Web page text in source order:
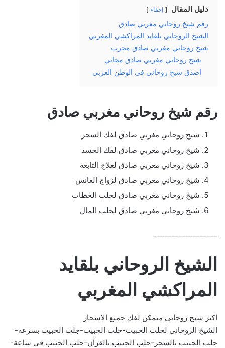
دليل المقال إخفاء
رقم شيخ روحاني مغربي صادق
الشيخ الروحاني بلقايد المراكشي المغربي
شيخ روحاني مغربي صادق مجرب
شيخ روحاني مغربي صادق مجاني
اصدق شيخ روحانى فى الوطن العربى
رقم شيخ روحاني مغربي صادق
شيخ روحاني مغربي صادق لفك السحر
شيخ روحاني مغربي صادق لفك الحسد
شيخ روحاني مغربي صادق لعلاج التابعة
شيخ روحاني مغربي صادق لزواج العانس
شيخ روحاني مغربي صادق لجلب الخطاب
شيخ روحاني مغربي صادق لجلب المال
الشيخ الروحاني بلقايد
المراكشي المغربي
اكبر شيخ روحانى متمكن لفك جميع الاسحار
الشيخ الروحانى لجلب الحبيب-جلب الحبيب-جلب الحبيب بسرعة-
جلب الحبيب بالسحر-جلب الحبيب بالقرآن-جلب الحبيب في ساعة-